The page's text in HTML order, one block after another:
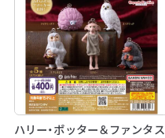
ハリー・ポッター＆ファンタス